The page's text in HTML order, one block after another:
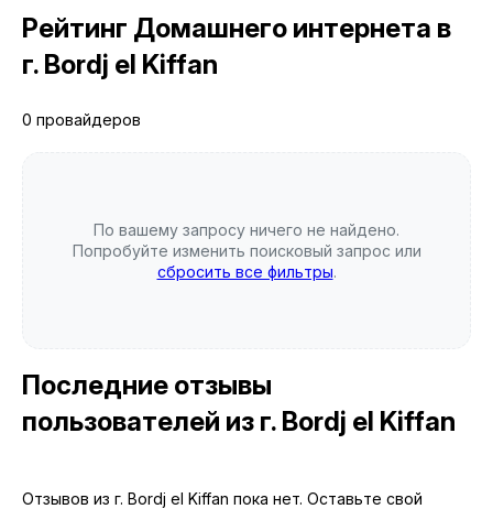
Рейтинг Домашнего интернета в
г. Bordj el Kiffan
0 провайдеров
По вашему запросу ничего не найдено.
Попробуйте изменить поисковый запрос или
сбросить все фильтры.
Последние отзывы
пользователей из г. Bordj el Kiffan
Отзывов из г. Bordj el Kiffan пока нет. Оставьте свой